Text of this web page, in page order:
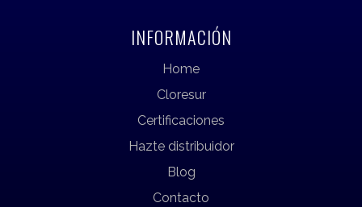
INFORMACIÓN
Home
Cloresur
Certificaciones
Hazte distribuidor
Blog
Contacto